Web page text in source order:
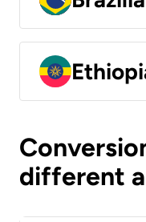
different